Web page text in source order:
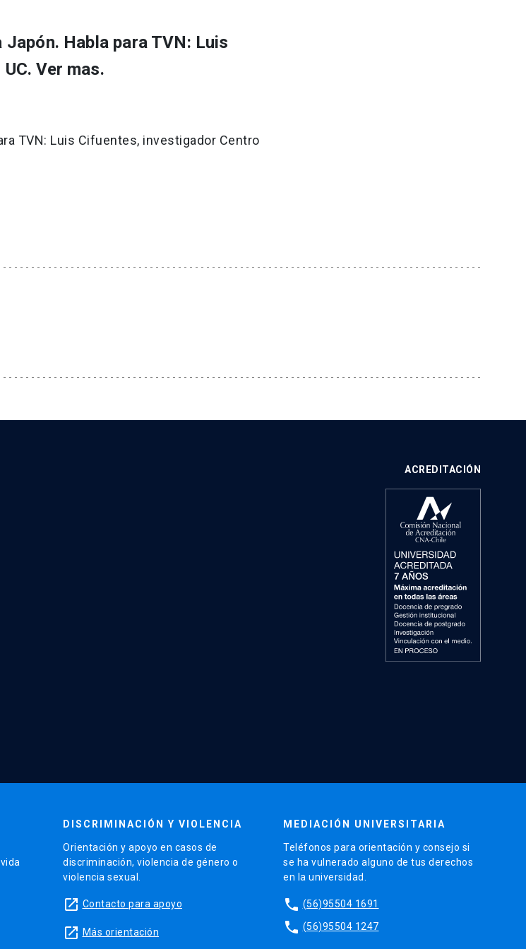
Habla para TVN: Luis
Ver mas.
TVN: Luis Cifuentes, investigador Centro
ACREDITACIÓN
DISCRIMINACIÓN Y VIOLENCIA
Orientación y apoyo en casos de
discriminación, violencia de género o
violencia sexual.
launch Contacto para apoyo
launch Más orientación
MEDIACIÓN UNIVERSITARIA
Teléfonos para orientación y consejo si
se ha vulnerado alguno de tus derechos
en la universidad.
phone (56)95504 1691
phone (56)95504 1247